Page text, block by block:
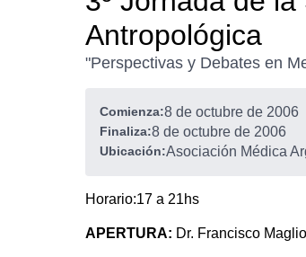
Antropológica
"Perspectivas y Debates en
Comienza:8 de octubre de 2006
Finaliza:8 de octubre de 2006
Ubicación:Asociación Médica
Horario:17 a 21hs
APERTURA: Dr. Francisco Maglio